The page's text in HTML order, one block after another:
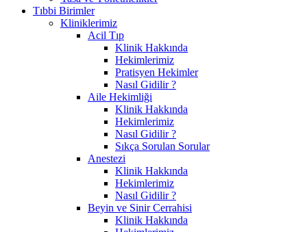
Tıbbi Birimler
Kliniklerimiz
Acil Tıp
Klinik Hakkında
Hekimlerimiz
Pratisyen Hekimler
Nasıl Gidilir ?
Aile Hekimliği
Klinik Hakkında
Hekimlerimiz
Nasıl Gidilir ?
Sıkça Sorulan Sorular
Anestezi
Klinik Hakkında
Hekimlerimiz
Nasıl Gidilir ?
Beyin ve Sinir Cerrahisi
Klinik Hakkında